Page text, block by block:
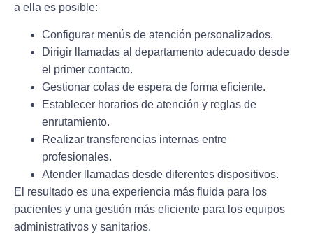
a ella es posible:
Configurar menús de atención personalizados.
Dirigir llamadas al departamento adecuado desde
el primer contacto.
Gestionar colas de espera de forma eficiente.
Establecer horarios de atención y reglas de
enrutamiento.
Realizar transferencias internas entre
profesionales.
Atender llamadas desde diferentes dispositivos.
El resultado es una experiencia más fluida para los
pacientes y una gestión más eficiente para los equipos
administrativos y sanitarios.